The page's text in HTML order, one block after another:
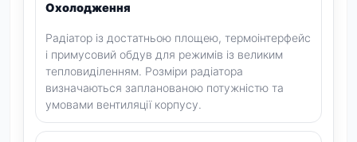
Охолодження
Радіатор із достатньою площею, термоінтерфейс
і примусовий обдув для режимів із великим
тепловиділенням. Розміри радіатора
визначаються запланованою потужністю та
умовами вентиляції корпусу.